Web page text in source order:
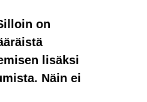
on
lisäksi
Näin ei